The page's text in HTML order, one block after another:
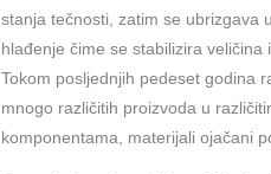
stanja tečnosti, zatim se ubrizgava
hlađenje čime se stabilizira veličina
Tokom posljednjih pedeset godina
mnogo različitih proizvoda u
komponentama, materijali ojačani